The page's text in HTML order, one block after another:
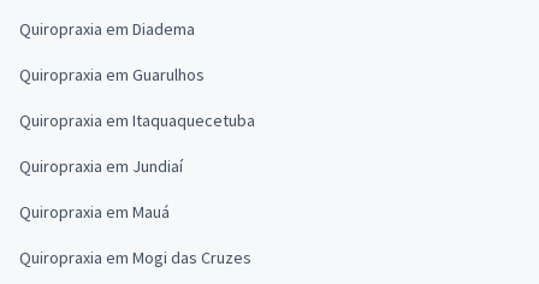
Quiropraxia em Diadema
Quiropraxia em Guarulhos
Quiropraxia em Itaquaquecetuba
Quiropraxia em Jundiaí
Quiropraxia em Mauá
Quiropraxia em Mogi das Cruzes